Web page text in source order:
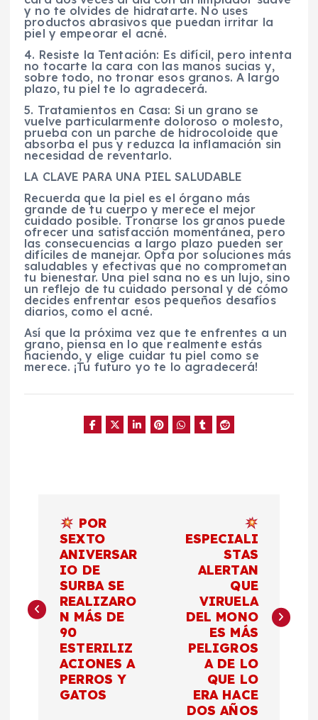
y no te olvides de hidratarte. No uses
productos abrasivos que puedan irritar la
piel y empeorar el acné.
4. Resiste la Tentación: Es difícil, pero intenta
no tocarte la cara con las manos sucias y,
sobre todo, no tronar esos granos. A largo
plazo, tu piel te lo agradecerá.
5. Tratamientos en Casa: Si un grano se
vuelve particularmente doloroso o molesto,
prueba con un parche de hidrocoloide que
absorba el pus y reduzca la inflamación sin
necesidad de reventarlo.
LA CLAVE PARA UNA PIEL SALUDABLE
Recuerda que la piel es el órgano más
grande de tu cuerpo y merece el mejor
cuidado posible. Tronarse los granos puede
ofrecer una satisfacción momentánea, pero
las consecuencias a largo plazo pueden ser
difíciles de manejar. Opta por soluciones más
saludables y efectivas que no comprometan
tu bienestar. Una piel sana no es un lujo, sino
un reflejo de tu cuidado personal y de cómo
decides enfrentar esos pequeños desafíos
diarios, como el acné.
Así que la próxima vez que te enfrentes a un
grano, piensa en lo que realmente estás
haciendo, y elige cuidar tu piel como se
merece. ¡Tu futuro yo te lo agradecerá!
e
POR
SEXTO
ANIVERSAR
IO DE
SURBA SE
REALIZARO
N MÁS DE
90
ESTERILIZ
ACIONES A
PERROS Y
GATOS
ESPECIALI
STAS
ALERTAN
QUE
VIRUELA
DEL MONO
ES MÁS
PELIGROS
A DE LO
QUE LO
ERA HACE
DOS AÑOS